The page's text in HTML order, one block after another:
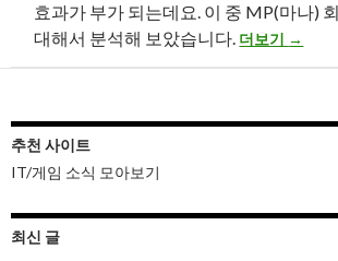
효과가 부가 되는데요. 이 중 MP(마나)
대해서 분석해 보았습니다. 리니지2 – 클
더보기 →
추천 사이트
IT/게임 소식 모아보기
최신 글